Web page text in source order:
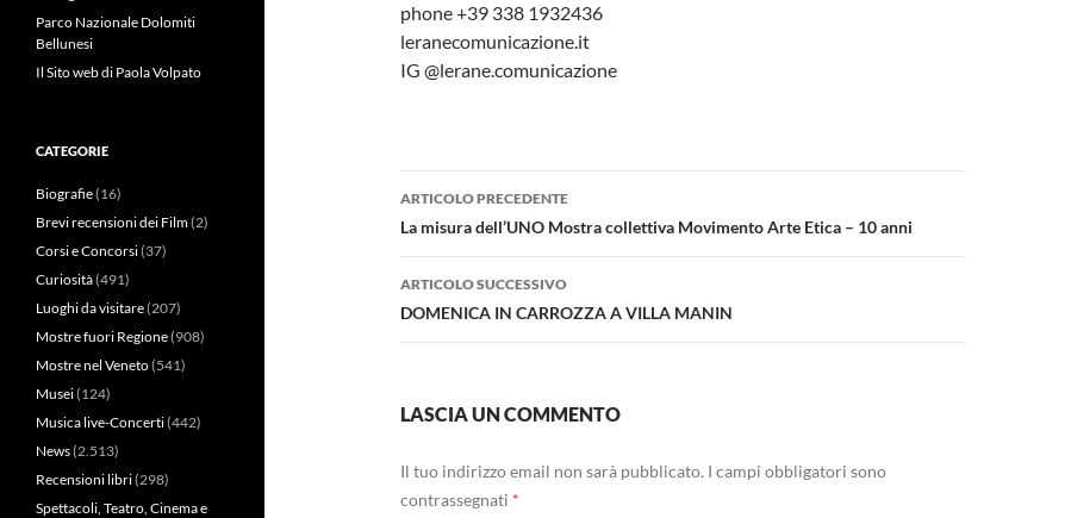
phone +39 338 1932436
leranecomunicazione.it
IG @lerane.comunicazione
Navigazione
articolo
ARTICOLO PRECEDENTE
La misura dell’UNO Mostra collettiva Movimento Arte Etica – 10 anni
ARTICOLO SUCCESSIVO
DOMENICA IN CARROZZA A VILLA MANIN
LASCIA UN COMMENTO
Il tuo indirizzo email non sarà pubblicato. I campi obbligatori sono
contrassegnati *
Parco Nazionale Dolomiti
Bellunesi
Il Sito web di Paola Volpato
CATEGORIE
Biografie(16)
Brevi recensioni dei Film(2)
Corsi e Concorsi(37)
Curiosità(491)
Luoghi da visitare(207)
Mostre fuori Regione(908)
Mostre nel Veneto(541)
Musei(124)
Musica live-Concerti(442)
News(2.513)
Recensioni libri(298)
Spettacoli, Teatro, Cinema e